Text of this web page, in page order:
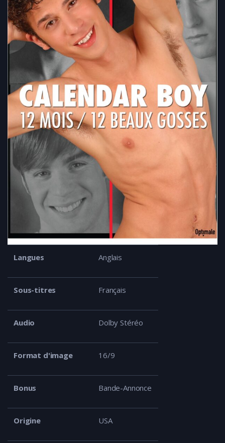
Langues Anglais
Sous-titres Français
Audio Dolby Stéréo
Format d'image 16/9
Bonus Bande-Annonce
Origine USA